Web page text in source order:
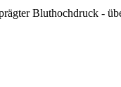
Bluthochdruck -